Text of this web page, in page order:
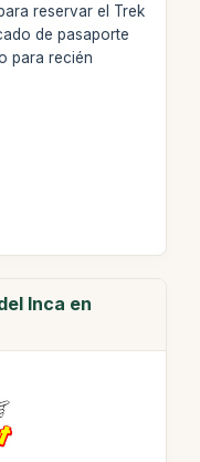
reservar el Trek
de pasaporte
para recién
Inca en